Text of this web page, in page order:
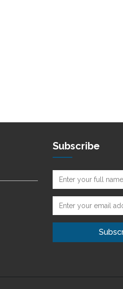
Subscribe